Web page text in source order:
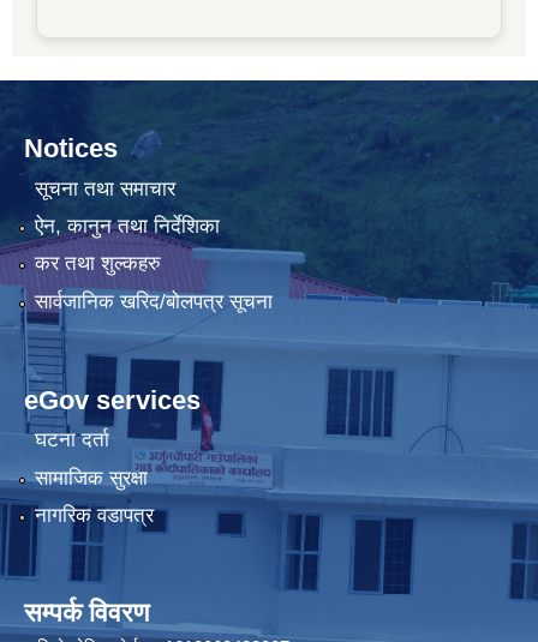
Notices
सूचना तथा समाचार
ऐन, कानुन तथा निर्देशिका
कर तथा शुल्कहरु
सार्वजानिक खरिद/बोलपत्र सूचना
eGov services
घटना दर्ता
सामाजिक सुरक्षा
नागरिक वडापत्र
सम्पर्क विवरण